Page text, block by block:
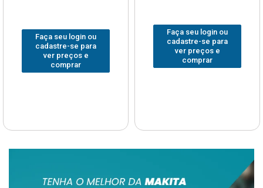
Faça seu login ou
cadastre-se para
ver preços e
comprar
Faça seu login ou
cadastre-se para
ver preços e
comprar